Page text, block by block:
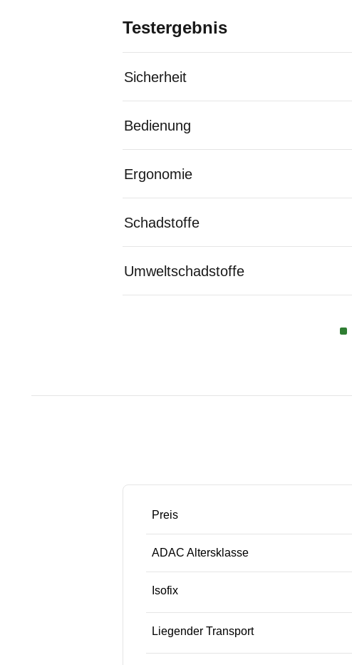
Testergebnis
Sicherheit
Bedienung
Ergonomie
Schadstoffe
Umweltschadstoffe
Preis
ADAC Altersklasse
Isofix
Liegender Transport